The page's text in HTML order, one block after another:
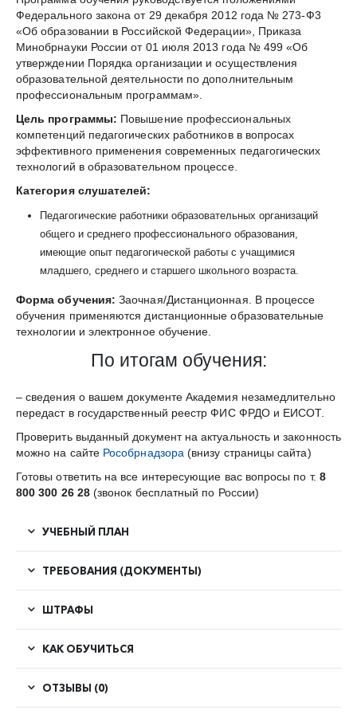
Федерального закона от 29 декабря 2012 года № 273-Ф3
«Об образовании в Российской Федерации», Приказа
Минобрнауки России от 01 июля 2013 года № 499 «Об
утверждении Порядка организации и осуществления
образовательной деятельности по дополнительным
профессиональным программам».
Цель программы: Повышение профессиональных
компетенций педагогических работников в вопросах
эффективного применения современных педагогических
технологий в образовательном процессе.
Категория слушателей:
Педагогические работники образовательных организаций
общего и среднего профессионального образования,
имеющие опыт педагогической работы с учащимися
младшего, среднего и старшего школьного возраста.
Форма обучения: Заочная/Дистанционная. В процессе
обучения применяются дистанционные образовательные
технологии и электронное обучение.
По итогам обучения:
– сведения о вашем документе Академия незамедлительно
передаст в государственный реестр ФИС ФРДО и ЕИСОТ.
Проверить выданный документ на актуальность и законность
можно на сайте Рособрнадзора (внизу страницы сайта)
Готовы ответить на все интересующие вас вопросы по т. 8
800 300 26 28(звонок бесплатный по России)
УЧЕБНЫЙ ПЛАН
ТРЕБОВАНИЯ (ДОКУМЕНТЫ)
ШТРАФЫ
КАК ОБУЧИТЬСЯ
ОТЗЫВЫ (0)